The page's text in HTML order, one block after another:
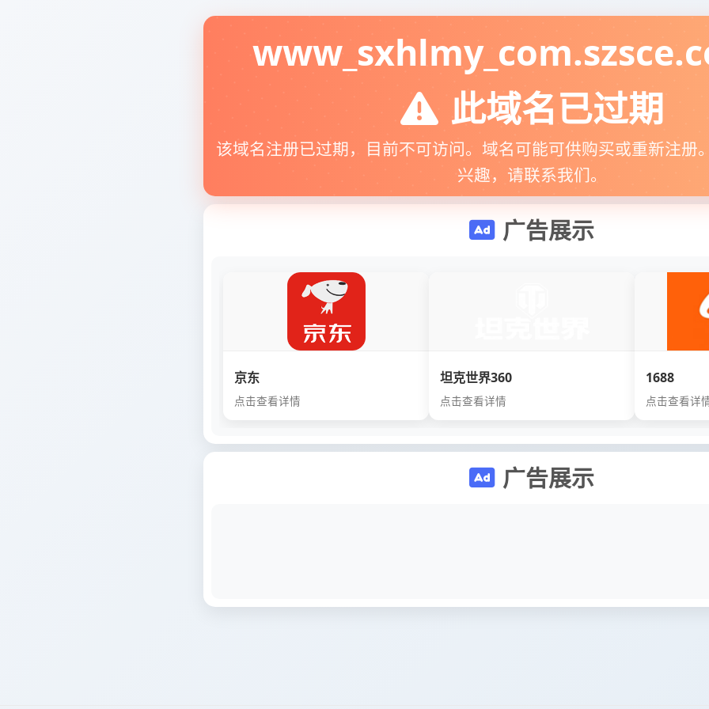
此域名已过期
该域名注册已过期，目前不可访问。域名可能可供购买或重新注册
兴趣，请联系我们。
广告展示
京东
点击查看详情
坦克世界360
点击查看详情
1688
点击查看详
广告展示